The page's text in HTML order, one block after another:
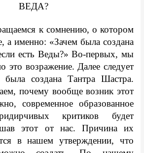
ВЕДА?
а именно: «Зачем была создана
есть Веды?» Во-первых, мы
это возражение. Далее следует
была создана Тантра Шастра.
почему вообще возник этот
современное образованное
критиков будет
этот от нас. Причина их
в нашем утверждении, что